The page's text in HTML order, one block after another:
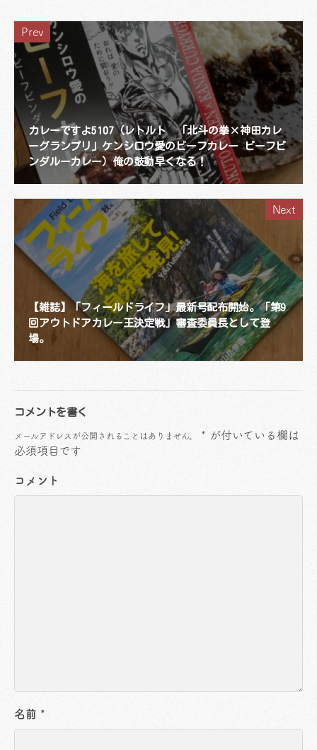
Prev
カレーですよ5107（レトルト 「北斗の拳×神田カレ
ーグランプリ」ケンシロウ愛のビーフカレー ビーフビ
ンダルーカレー）俺の鼓動早くなる！
Next
【雑誌】「フィールドライフ」最新号配布開始。「第9
回アウトドアカレー王決定戦」審査委員長として登
場。
コメントを書く
メールアドレスが公開されることはありません。 * が付いている欄は
必須項目です
コメント
名前 *